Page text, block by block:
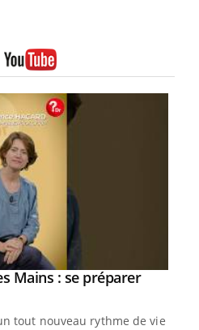
Mains : se préparer
tout nouveau rythme de vie !